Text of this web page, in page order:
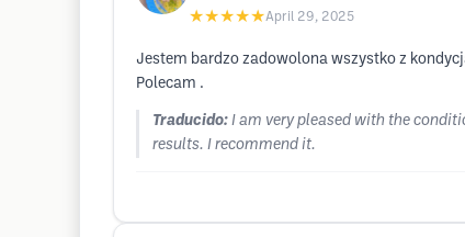
★★★★★April 29, 2025
Jestem bardzo zadowolona wszystko z
Polecam .
Traducido: I am very pleased with the
results. I recommend it.